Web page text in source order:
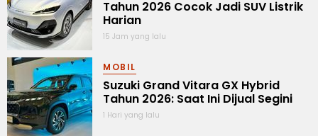
Tahun 2026 Cocok Jadi SUV Listrik
Harian
15 Jam yang lalu
MOBIL
Suzuki Grand Vitara GX Hybrid
Tahun 2026: Saat Ini Dijual Segini
1 Hari yang lalu